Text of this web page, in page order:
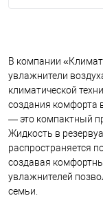
В компании
увлажнители
климатической
создания
— это компактный
Жидкость в
распространяется
создавая
увлажнителей
семьи.